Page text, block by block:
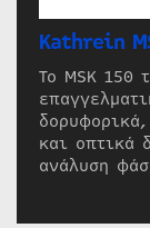
Kathrein
Το MSK 150
και οπτικά
ανάλυση